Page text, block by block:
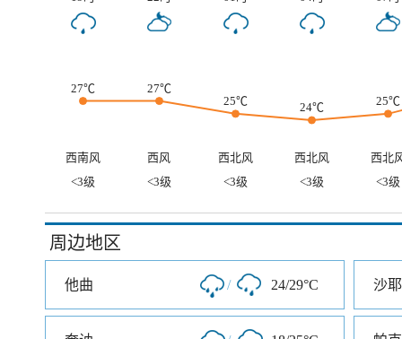
27℃
27℃
25℃
24℃ 25℃
西南风 西风 西北风 西北风
西北
<3级
<3级 <3级 <3级 <3级
周边地区
他曲 / 24/29°C 沙